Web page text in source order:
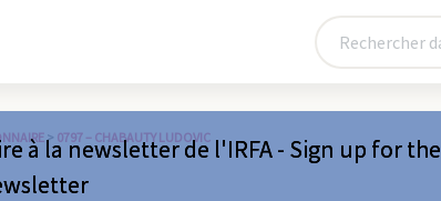
> 0797 – CHABAUTY LUDOVIC
à la newsletter de l'IRFA - Sign up for the